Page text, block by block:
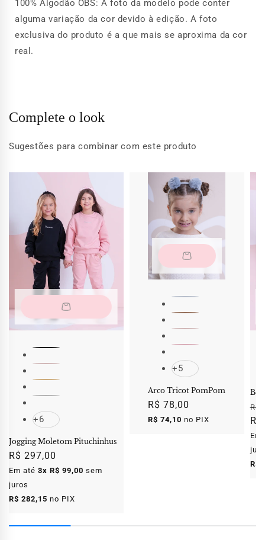
100% Algodão OBS: A foto da modelo pode conter
alguma variação da cor devido à edição. A foto
exclusiva do produto é a que mais se aproxima da cor
real.
Complete o look
Sugestões para combinar com este produto
+6
Jogging Moletom Pituchinhus
Preço
normal
R$ 297,00
Em até 3x R$ 99,00 sem
juros
R$ 282,15 no PIX
+5
Arco Tricot PomPom
Preço
normal
R$ 78,00
R$ 74,10 no PIX
R$
R$